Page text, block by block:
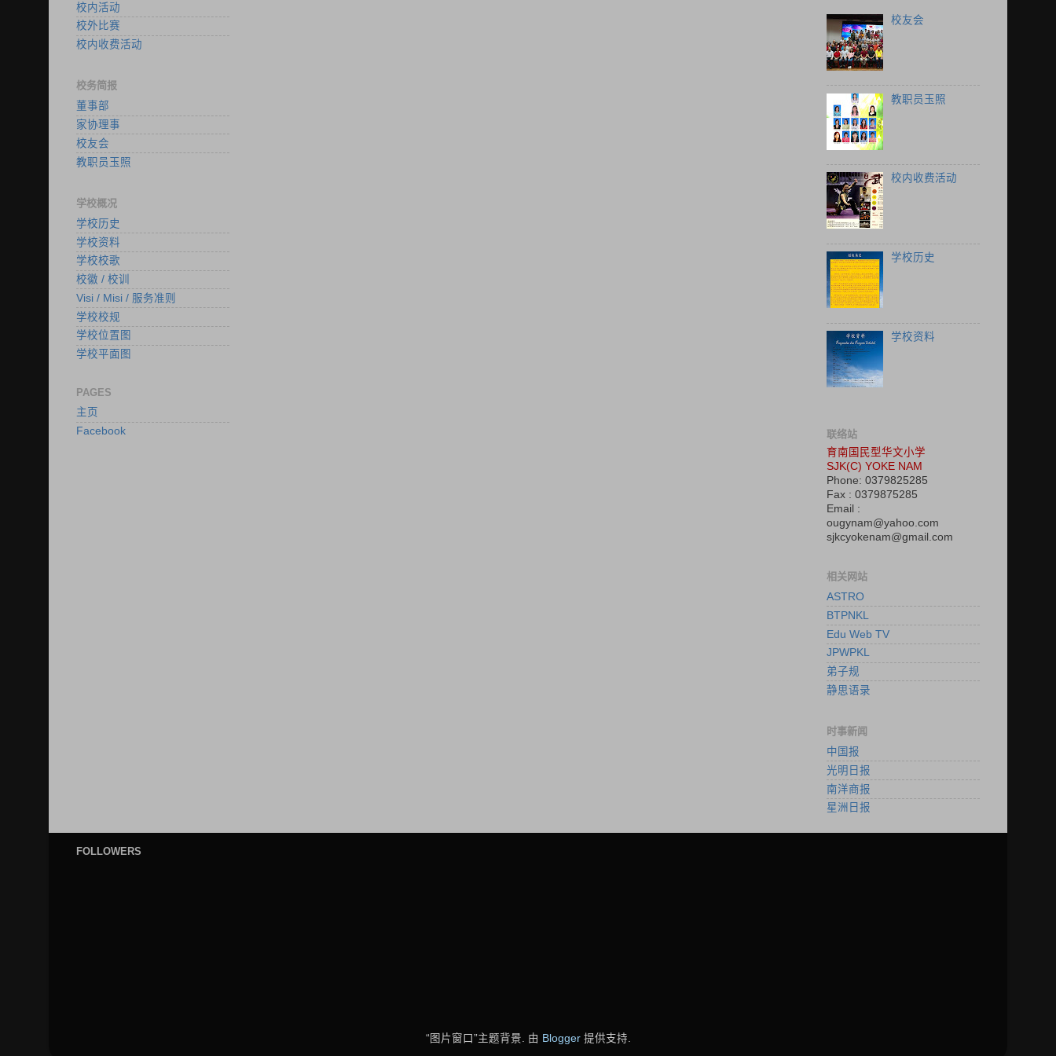
校内活动
校外比赛
校内收费活动
校务简报
董事部
家协理事
校友会
教职员玉照
学校概况
学校历史
学校资料
学校校歌
校徽 / 校训
Visi / Misi / 服务准则
学校校规
学校位置图
学校平面图
PAGES
主页
Facebook
校友会
教职员玉照
校内收费活动
学校历史
学校资料
联络站
育南国民型华文小学
SJK(C) YOKE NAM
Phone: 0379825285
Fax : 0379875285
Email :
ougynam@yahoo.com
sjkcyokenam@gmail.com
相关网站
ASTRO
BTPNKL
Edu Web TV
JPWPKL
弟子规
静思语录
时事新闻
中国报
光明日报
南洋商报
星洲日报
FOLLOWERS
“图片窗口”主题背景. 由 Blogger提供支持.